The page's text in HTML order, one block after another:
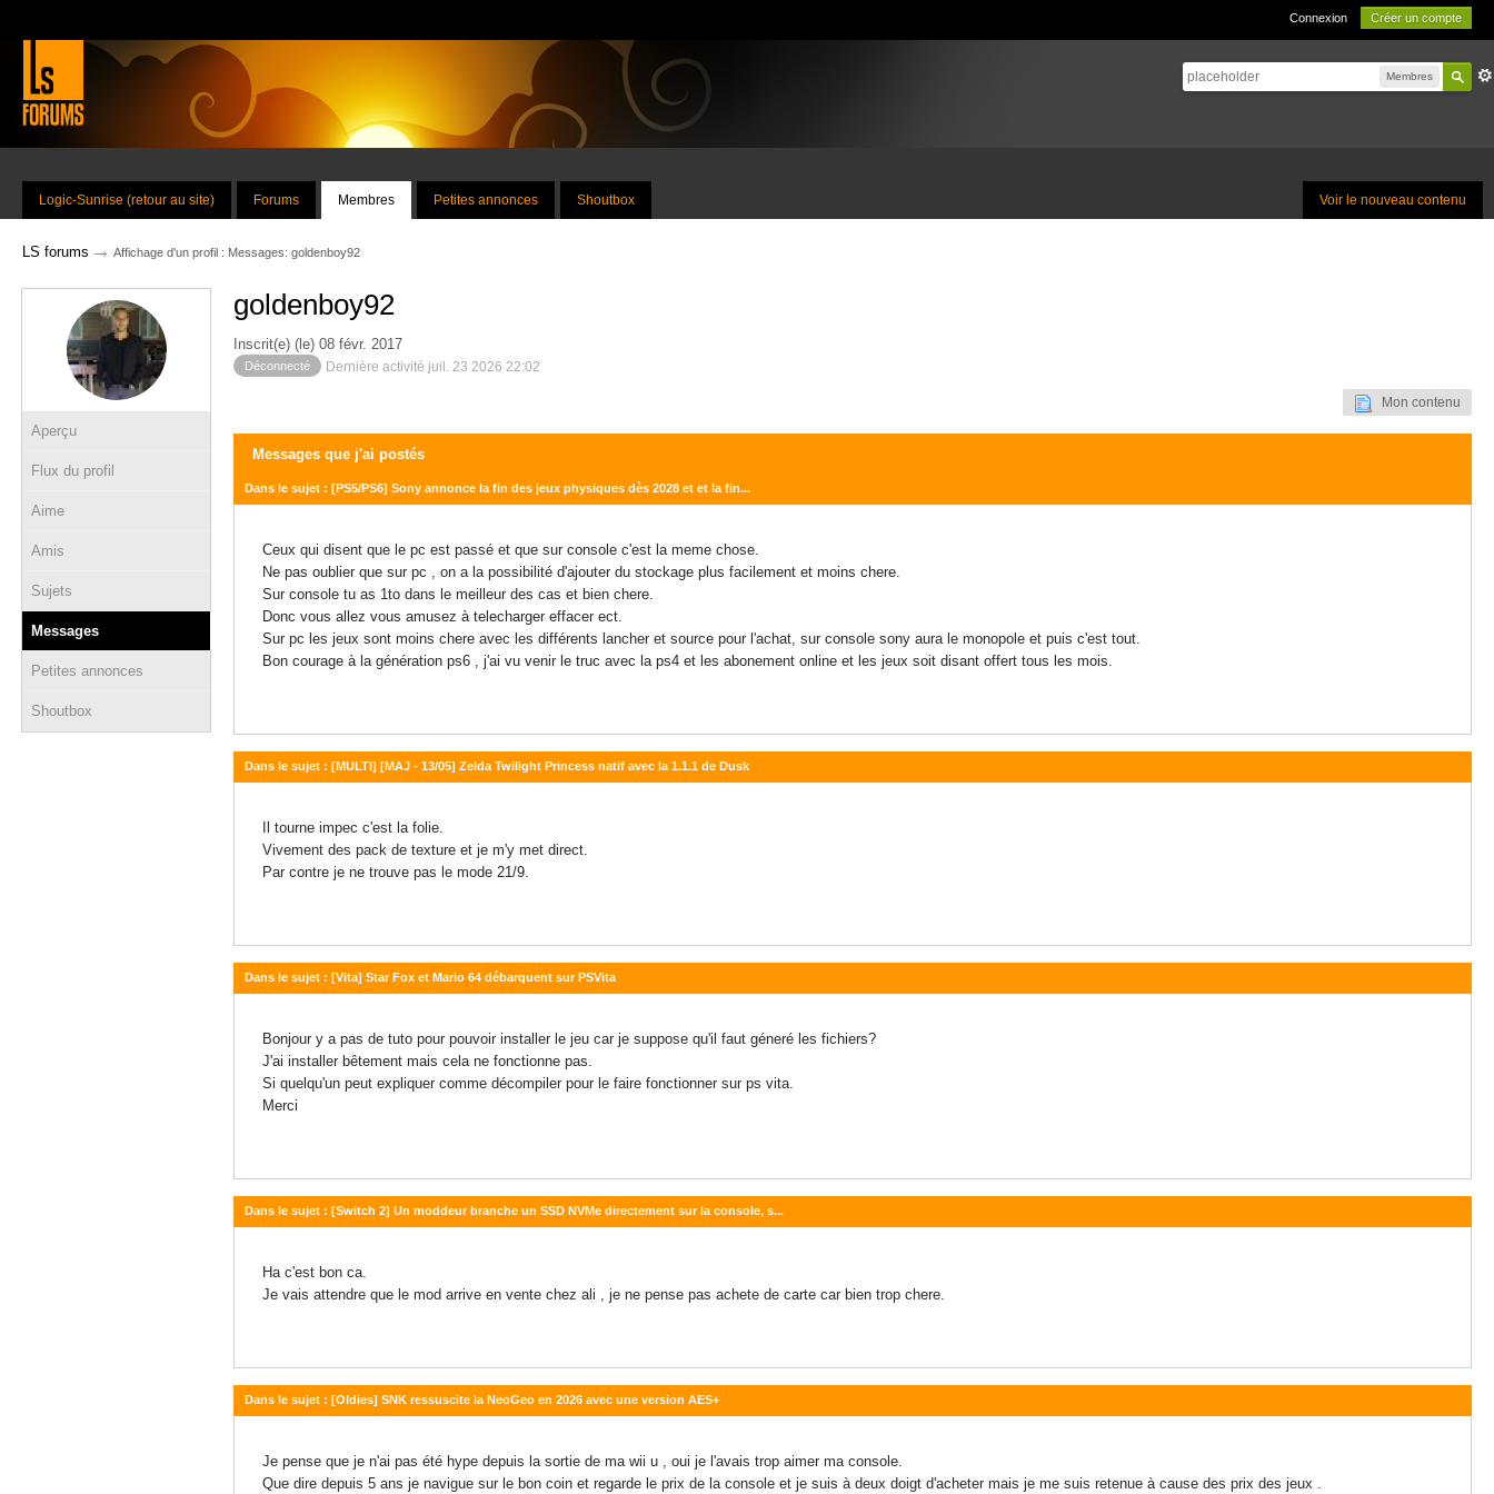
Connexion Créer un compte
Membres
Voir le nouveau contenu
Logic-Sunrise (retour au site) Forums Membres Petites annonces Shoutbox
LS forums → Affichage d'un profil : Messages: goldenboy92
Aperçu
Flux du profil
Aime
Amis
Sujets
Messages
Petites annonces
Shoutbox
goldenboy92
Inscrit(e) (le) 08 févr. 2017
Déconnecté Dernière activité juil. 23 2026 22:02
Mon contenu
Messages que j'ai postés
Dans le sujet : [PS5/PS6] Sony annonce la fin des jeux physiques dès 2028 et et la fin...
Ceux qui disent que le pc est passé et que sur console c'est la meme chose.
Ne pas oublier que sur pc , on a la possibilité d'ajouter du stockage plus facilement et moins chere.
Sur console tu as 1to dans le meilleur des cas et bien chere.
Donc vous allez vous amusez à telecharger effacer ect.
Sur pc les jeux sont moins chere avec les différents lancher et source pour l'achat, sur console sony aura le monopole et puis c'est tout.
Bon courage à la génération ps6 , j'ai vu venir le truc avec la ps4 et les abonement online et les jeux soit disant offert tous les mois.
Dans le sujet : [MULTI] [MAJ - 13/05] Zelda Twilight Princess natif avec la 1.1.1 de Dusk
Il tourne impec c'est la folie.
Vivement des pack de texture et je m'y met direct.
Par contre je ne trouve pas le mode 21/9.
Dans le sujet : [Vita] Star Fox et Mario 64 débarquent sur PSVita
Bonjour y a pas de tuto pour pouvoir installer le jeu car je suppose qu'il faut géneré les fichiers?
J'ai installer bêtement mais cela ne fonctionne pas.
Si quelqu'un peut expliquer comme décompiler pour le faire fonctionner sur ps vita.
Merci
Dans le sujet : [Switch 2] Un moddeur branche un SSD NVMe directement sur la console, s...
Ha c'est bon ca.
Je vais attendre que le mod arrive en vente chez ali , je ne pense pas achete de carte car bien trop chere.
Dans le sujet : [Oldies] SNK ressuscite la NeoGeo en 2026 avec une version AES+
Je pense que je n'ai pas été hype depuis la sortie de ma wii u , oui je l'avais trop aimer ma console.
Que dire depuis 5 ans je navigue sur le bon coin et regarde le prix de la console et je suis à deux doigt d'acheter mais je me suis retenue à cause des prix des jeux .